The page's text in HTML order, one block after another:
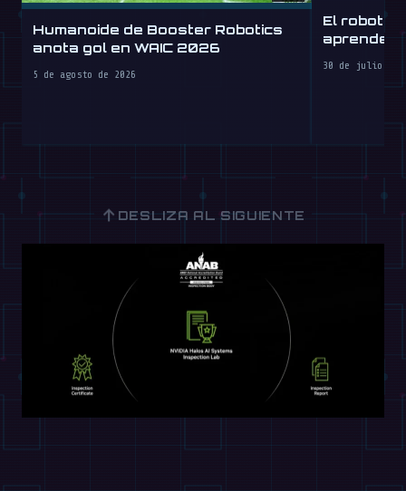
Humanoide de Booster Robotics
anota gol en WAIC 2026
5 de agosto de 2026
El robot
aprende a
30 de julio de
↑ DESLIZA AL SIGUIENTE